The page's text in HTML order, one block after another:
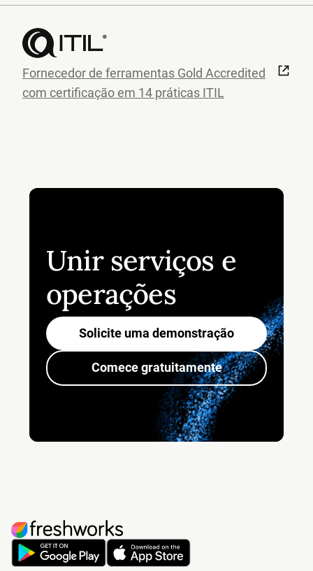
Fornecedor de ferramentas Gold Accredited
com certificação em 14 práticas ITIL
Unir serviços e
operações
Solicite uma demonstração
Comece gratuitamente